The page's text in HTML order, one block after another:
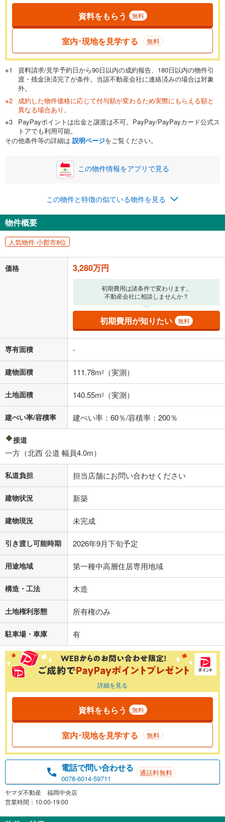
一般的には最長35年まで借り入れ可能です。多くの金融機関
が完済時の年齢は80歳までを条件としています。
閉じる
頭金 万円
0万円 3,280万円
自己資金から住宅購入にかけられる金額を入力してくださ
い。一般的には物件価格の2割までが目安です。
閉じる
ボーナス
万円
0円
ナス時の増額分（1回分）を入力してください。
ボーナス払いの限度額は金融機関によって異なります。
閉じる
月々の返済額
る値は、実際の金融機関等における貸出金利とは何ら関係がなく、実際
の金融機関等における貸出金利を何ら保証するものではありません。返
済方法「元利均等返済」にて算出しております。入力された金利を35年
適用した場合の計算結果を表示しています。
その他月額費用や、初期費用がかかります。ご注意ください。実際にお
借り入れの際は各金融機関等に、必ずご自身でご確認をお願いいたしま
条件によってお借り入れができないことがあります。
不動産会社に購入相談をする 無料
閉じる
資料をもらう 無料
室内･現地を見学する 無料
資料請求/見学予約日から90日以内の成約報告、180日以内の物件引
渡・残金決済完了が条件。当該不動産会社に連絡済みの場合は対象
外。
成約した物件価格に応じて付与額が変わるため実際にもらえる額と
異なる場合あり。
PayPayポイントは出金と譲渡は不可。PayPay/PayPayカード公式ス
トアでも利用可能。
その他条件等の詳細は 説明ページをご覧ください。
この物件情報をアプリで見る
この物件と特徴の似ている物件を見る
物件概要
人気物件 小郡市8位
価格 3,280万円
初期費用は諸条件で変わります。
不動産会社に相談しませんか？
初期費用が知りたい 無料
専有面積 -
建物面積 111.78m2 （実測）
土地面積 140.55m2 （実測）
建ぺい率/容積率 建ぺい率：60％/容積率：200％
接道
一方（北西 公道 幅員4.0m）
私道負担 担当店舗にお問い合わせください
建物状況 新築
建物現況 未完成
引き渡し可能時期 2026年9月下旬予定
用途地域 第一種中高層住居専用地域
構造・工法 木造
土地権利形態 所有権のみ
駐車場・車庫 有
詳細を見る
資料をもらう 無料
室内･現地を見学する 無料
電話で問い合わせる
0078-6014-59711
通話料無料
ヤマダ不動産 福岡中央店
営業時間：10:00-19:00